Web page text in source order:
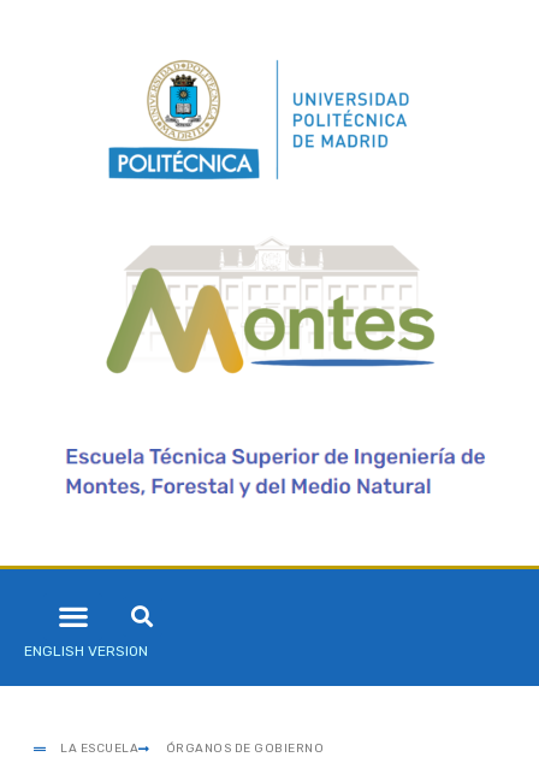
ENGLISH VERSION
LA ESCUELA
ÓRGANOS DE GOBIERNO